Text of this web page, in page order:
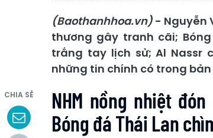
(Baothanhhoa.vn) - Nguyễn
thương gây tranh cãi;
trắng tay lịch sử; Al Nassr
những tin chính có trong
CHIA SẺ
NHM nồng nhiệt
Bóng đá Thái Lan